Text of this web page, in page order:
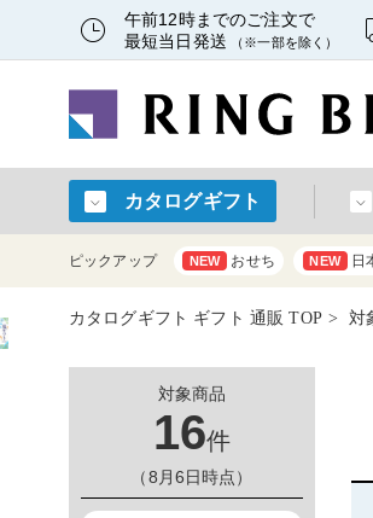
午前12時までのご注文で
最短当日発送
（※一部を除く）
カタログギフト
ピックアップ NEW おせち NEW 日
カタログギフト ギフト 通販 TOP 対
対象商品
16件
（8月6日時点）